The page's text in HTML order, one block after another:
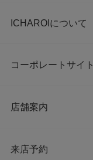
ICHAROIについて
コーポレートサイト
店舗案内
来店予約